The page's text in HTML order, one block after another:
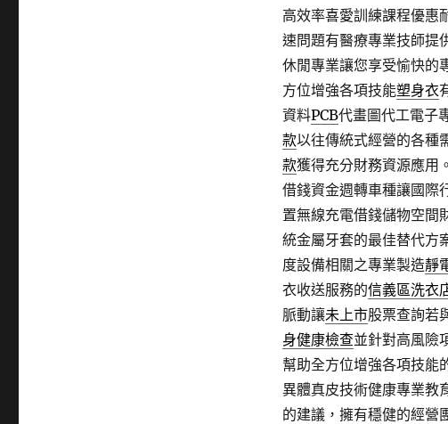
高效率喜愛訓練課程優惠
速問題有醫療專業技師提
休閒專業讓您享受愉快的
方位增強各項技能塑身衣
資料PCB代畫圖代工電子
款以往傳統式經營的各種
款獲得充分財務資源應用
借錢資金週轉車種讓國際
置無線充電借錢儲物空間
統金屬牙套的最佳替代方
度設備相關之專業製造靜
衣收送服務的信義區洗衣
脈動讓未上市股票查詢若
身健康檢查並針對高風險
幫助全方位增強各項技能
異體真皮技術健康專業教
的建議，擁有穩健的經營